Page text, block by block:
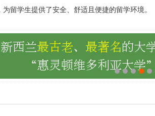
留学生提供了安全、舒适且便捷的留学环境。